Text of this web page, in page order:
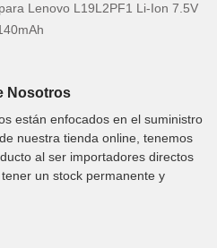
Lenovo L19L2PF1 Li-Ion 7.5V
Nosotros
están enfocados en el suministro
nuestra tienda online, tenemos
al ser importadores directos
un stock permanente y